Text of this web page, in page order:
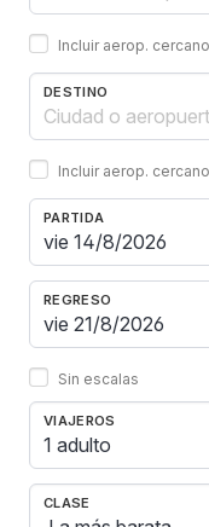
Incluir aerop.
DESTINO
Incluir aerop.
PARTIDA
REGRESO
Sin escalas
VIAJEROS
1 adulto
CLASE